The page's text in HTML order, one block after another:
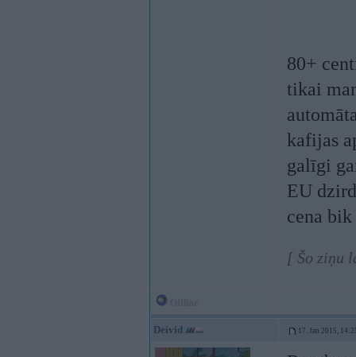
80+
tikai
kafijas
galīgi
EU
cena bik
[ Šo ziņu
Deivid 17. Jan 2015,